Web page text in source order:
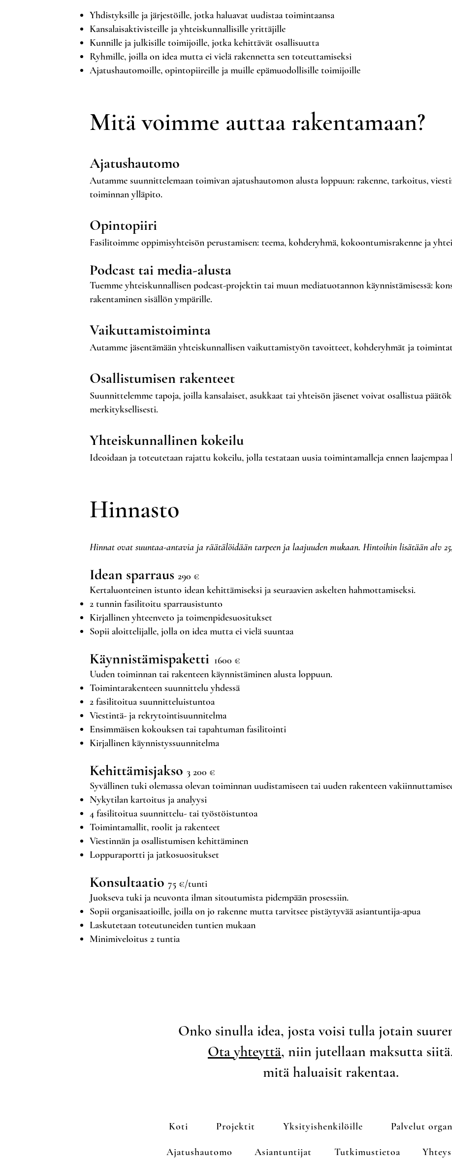
Yhdistyksille ja järjestöille, jotka haluavat uudistaa toimintaansa
Kansalaisaktivisteille ja yhteiskunnallisille yrittäjille
Kunnille ja julkisille toimijoille, jotka kehittävät osallisuutta
Ryhmille, joilla on idea mutta ei vielä rakennetta sen toteuttamiseksi
Ajatushautomoille, opintopiireille ja muille epämuodollisille toimijoille
Mitä voimme auttaa rakentamaan?
Ajatushautomo
Autamme suunnittelemaan toimivan ajatushautomon alusta loppuun: rakenne, tarkoitus,
toiminnan ylläpito.
Opintopiiri
Fasilitoimme oppimisyhteisön perustamisen: teema, kohderyhmä, kokoontumisrakenne ja
Podcast tai media-alusta
Tuemme yhteiskunnallisen podcast-projektin tai muun mediatuotannon käynnistämisessä:
rakentaminen sisällön ympärille.
Vaikuttamistoiminta
Autamme jäsentämään yhteiskunnallisen vaikuttamistyön tavoitteet, kohderyhmät ja
Osallistumisen rakenteet
Suunnittelemme tapoja, joilla kansalaiset, asukkaat tai yhteisön jäsenet voivat osallistua
merkityksellisesti.
Yhteiskunnallinen kokeilu
Ideoidaan ja toteutetaan rajattu kokeilu, jolla testataan uusia toimintamalleja ennen
Hinnasto
Hinnat ovat suuntaa-antavia ja räätälöidään tarpeen ja laajuuden mukaan. Hintoihin lisätään alv
Idean sparraus 290 €
Kertaluonteinen istunto idean kehittämiseksi ja seuraavien askelten hahmottamiseksi.
2 tunnin fasilitoitu sparrausistunto
Kirjallinen yhteenveto ja toimenpidesuositukset
Sopii aloittelijalle, jolla on idea mutta ei vielä suuntaa
Käynnistämispaketti 1600 €
Uuden toiminnan tai rakenteen käynnistäminen alusta loppuun.
Toimintarakenteen suunnittelu yhdessä
2 fasilitoitua suunnitteluistuntoa
Viestintä- ja rekrytointisuunnitelma
Ensimmäisen kokouksen tai tapahtuman fasilitointi
Kirjallinen käynnistyssuunnitelma
Kehittämisjakso 3 200 €
Syvällinen tuki olemassa olevan toiminnan uudistamiseen tai uuden rakenteen
Nykytilan kartoitus ja analyysi
4 fasilitoitua suunnittelu- tai työstöistuntoa
Toimintamallit, roolit ja rakenteet
Viestinnän ja osallistumisen kehittäminen
Loppuraportti ja jatkosuositukset
Konsultaatio 75 €/tunti
Juokseva tuki ja neuvonta ilman sitoutumista pidempään prosessiin.
Sopii organisaatioille, joilla on jo rakenne mutta tarvitsee pistäytyvää asiantuntija-apua
Laskutetaan toteutuneiden tuntien mukaan
Minimiveloitus 2 tuntia
Onko sinulla idea, josta voisi tulla jotain
Ota yhteyttä, niin jutellaan maksutta
mitä haluaisit rakentaa.
Koti Projektit Yksityishenkilöille Palvelut
Ajatushautomo Asiantuntijat Tutkimustietoa Yhteys